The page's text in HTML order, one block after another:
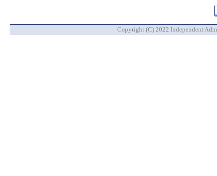
Copyright (C) 2022 Independent